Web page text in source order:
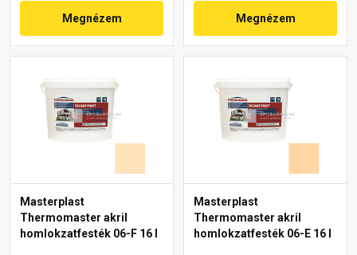
Megnézem Megnézem
Masterplast
Thermomaster akril
homlokzatfesték 06-F 16 l
Masterplast
Thermomaster akril
homlokzatfesték 06-E 16 l